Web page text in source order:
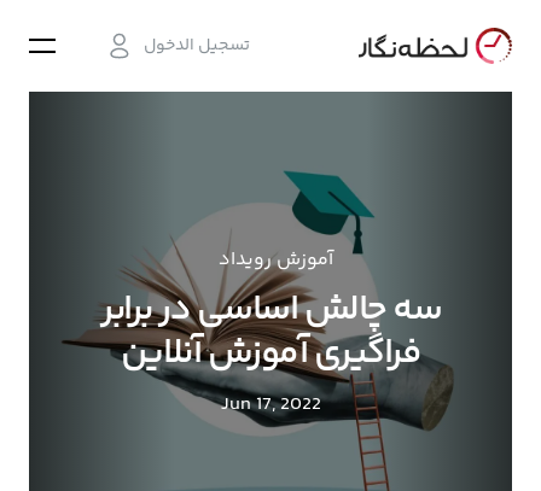
تسجيل الدخول
آموزش رویداد
سه چالش اساسی در برابر
فراگیری آموزش آنلاین
Jun 17, 2022